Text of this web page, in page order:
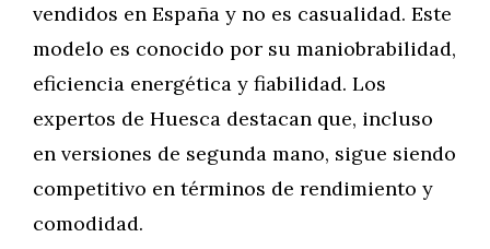
vendidos en España y no es casualidad. Este
modelo es conocido por su maniobrabilidad,
eficiencia energética y fiabilidad. Los
expertos de Huesca destacan que, incluso
en versiones de segunda mano, sigue siendo
competitivo en términos de rendimiento y
comodidad.